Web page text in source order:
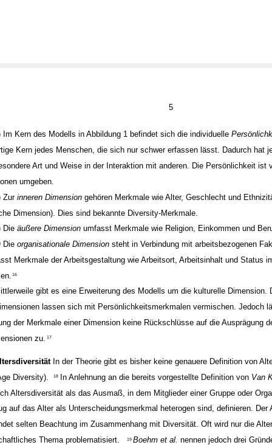
5
Im Kern des Modells in Abbildung 1 befindet sich die individuelle
Kern jedes Menschen, die sich nur schwer erfassen lässt. Dadurch hat
Art und Weise in der Interaktion mit anderen. Die Persönlichkeit ist
umgeben.
Zurinneren Dimension gehören Merkmale wie Alter, Geschlecht und
Dimension). Dies sind bekannte Diversity-Merkmale.
Dieäußere Dimension umfasst Merkmale wie Religion, Einkommen und
Dieorganisationale Dimension steht in Verbindung mit arbeitsbezogenen
Merkmale der Arbeitsgestaltung wie Arbeitsort, Arbeitsinhalt und Status
16
gibt es eine Erweiterung des Modells um die kulturelle Dimension.
lassen sich mit Persönlichkeitsmerkmalen vermischen. Jedoch
der Merkmale einer Dimension keine Rückschlüsse auf die Ausprägung
zu. 17
In der Theorie gibt es bisher keine genauere Definition von
Diversity).
18 In Anlehnung an die bereits vorgestellte Definition von Van
Altersdiversität als das Ausmaß, in dem Mitglieder einer Gruppe oder
auf das Alter als Unterscheidungsmerkmal heterogen sind, definieren. Der
selten Beachtung im Zusammenhang mit Diversität. Oft wird nur die
Thema problematisiert.
19 Boehm et al. nennen jedoch drei